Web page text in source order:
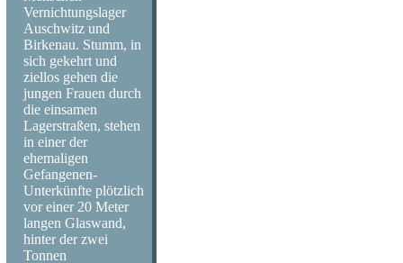
Vernichtungslager
Auschwitz und
Birkenau. Stumm, in
sich gekehrt und
ziellos gehen die
jungen Frauen durch
die einsamen
Lagerstraßen, stehen
in einer der
ehemaligen
Gefangenen-
Unterkünfte plötzlich
vor einer 20 Meter
langen Glaswand,
hinter der zwei
Tonnen